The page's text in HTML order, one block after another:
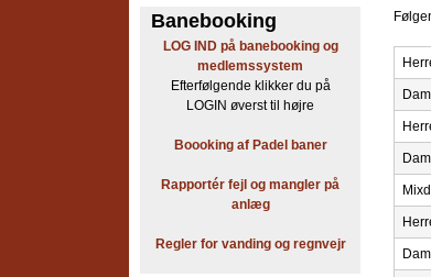
Banebooking
LOG IND på banebooking og
medlemssystem
Efterfølgende klikker du på
LOGIN øverst til højre
Boooking af Padel baner
Rapportér fejl og mangler på
anlæg
Regler for vanding og regnvejr